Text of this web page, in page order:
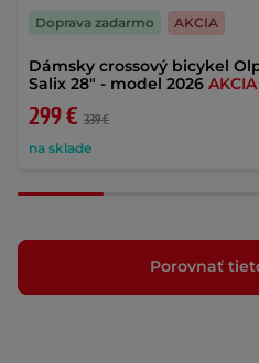
Dámsky crossový bicykel
Salix 28" - model 2026 AKCIA
299 € 339 €
na sklade
Doprava zadarmo AKCIA
Porovnať